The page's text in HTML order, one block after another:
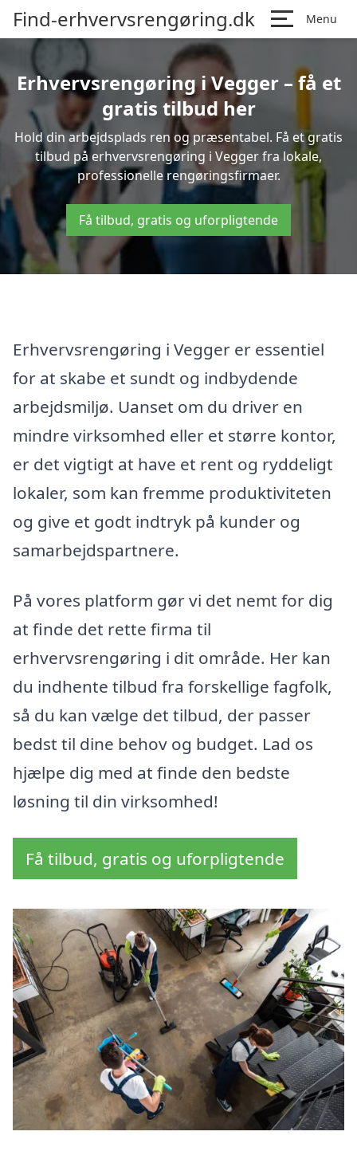
Find-erhvervsrengøring.dk Menu
Erhvervsrengøring i Vegger – få et
gratis tilbud her
Hold din arbejdsplads ren og præsentabel. Få et gratis
tilbud på erhvervsrengøring i Vegger fra lokale,
professionelle rengøringsfirmaer.
Få tilbud, gratis og uforpligtende
Erhvervsrengøring i Vegger er essentiel
for at skabe et sundt og indbydende
arbejdsmiljø. Uanset om du driver en
mindre virksomhed eller et større kontor,
er det vigtigt at have et rent og ryddeligt
lokaler, som kan fremme produktiviteten
og give et godt indtryk på kunder og
samarbejdspartnere.
På vores platform gør vi det nemt for dig
at finde det rette firma til
erhvervsrengøring i dit område. Her kan
du indhente tilbud fra forskellige fagfolk,
så du kan vælge det tilbud, der passer
bedst til dine behov og budget. Lad os
hjælpe dig med at finde den bedste
løsning til din virksomhed!
Få tilbud, gratis og uforpligtende